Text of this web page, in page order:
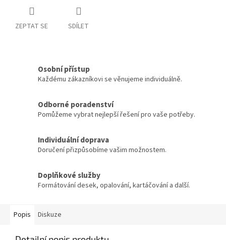
ZEPTAT SE SDÍLET
Osobní přístup
Každému zákazníkovi se věnujeme individuálně.
Odborné poradenství
Pomůžeme vybrat nejlepší řešení pro vaše potřeby.
Individuální doprava
Doručení přizpůsobíme vašim možnostem.
Doplňkové služby
Formátování desek, opalování, kartáčování a další.
Popis Diskuze